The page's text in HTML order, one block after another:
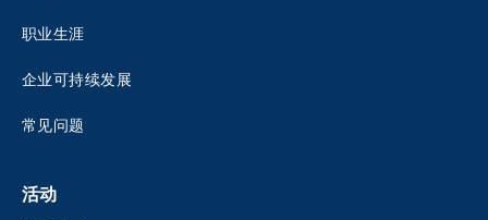
职业生涯
企业可持续发展
常见问题
活动